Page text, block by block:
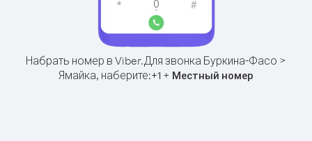
Набрать номер в Viber.Для звонка Буркина-Фасо >
Ямайка, наберите:+1 + Местный номер